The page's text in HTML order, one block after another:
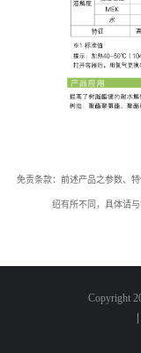
免责条款：前述产品之参数、
绍有所不同，具体请
Copyright